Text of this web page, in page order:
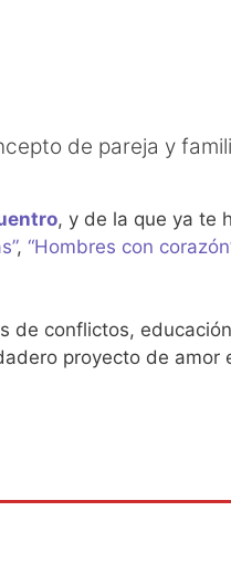
de pareja y
, y de la que ya te
, “Hombres con
de conflictos,
proyecto de amor